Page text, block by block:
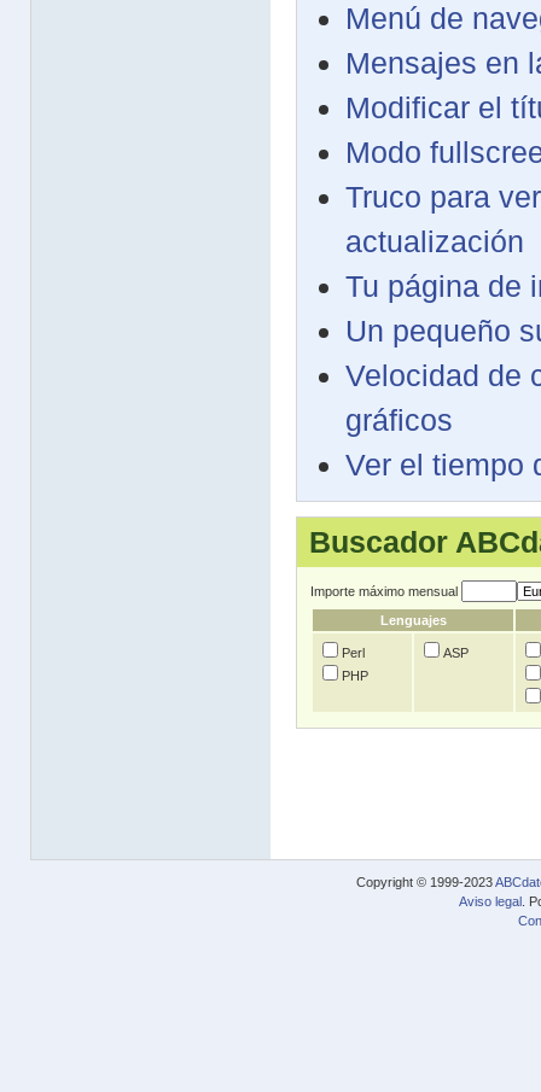
Menú de
Mensajes en
Modificar el
Modo
Truco para
actualización
Tu página de
Un pequeño
Velocidad de
gráficos
Ver el tiempo
Buscador
Importe máximo mensual
Lenguajes
Perl
PHP
ASP
Copyright © 1999-2023
Aviso legal .